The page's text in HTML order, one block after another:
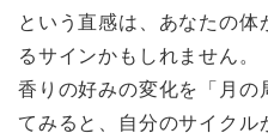
という直感は、あなたの体
るサインかもしれません。
香りの好みの変化を「月の
てみると、自分のサイクル